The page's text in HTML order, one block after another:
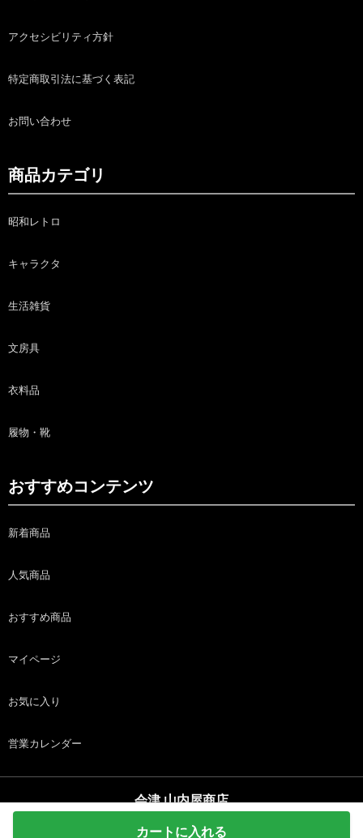
カートに入れる
アクセシビリティ方針
特定商取引法に基づく表記
お問い合わせ
商品カテゴリ
昭和レトロ
キャラクタ
生活雑貨
文房具
衣料品
履物・靴
おすすめコンテンツ
新着商品
人気商品
おすすめ商品
マイページ
お気に入り
営業カレンダー
会津 山内屋商店
copyright (c) 会津 山内屋商店 all rights reserved.